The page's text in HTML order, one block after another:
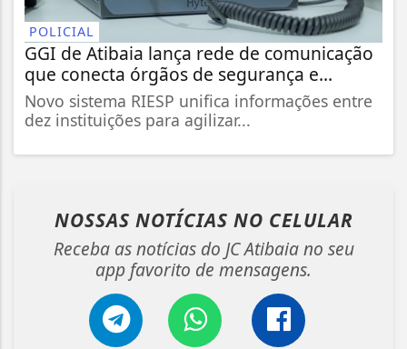
POLICIAL
GGI de Atibaia lança rede de comunicação
que conecta órgãos de segurança e...
Novo sistema RIESP unifica informações entre
dez instituições para agilizar...
NOSSAS NOTÍCIAS NO CELULAR
Receba as notícias do JC Atibaia no seu
app favorito de mensagens.